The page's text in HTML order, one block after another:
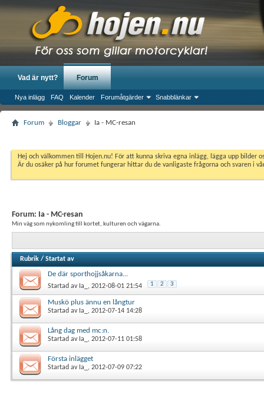
Vad är nytt? Forum
Nya inlägg FAQ Kalender Forumåtgärder Snabblänkar
Forum Bloggar Ia - MC-resan
Hej och välkommen till Hojen.nu! För att kunna skriva egna inlägg, lägga upp
Är du osäker på hur forumet fungerar hittar du de vanligaste frågorna och svaren i
Forum: Ia - MC-resan
Min väg som nykomling till kortet, kulturen och vägarna.
Rubrik / Startat av
De där sporthojjsåkarna...
Startad av Ia_ , 2012-08-01 21:54 1 2 3
Muskö plus ännu en långtur
Startad av Ia_ , 2012-07-14 14:28
Lång dag med mc:n.
Startad av Ia_ , 2012-07-11 01:58
Första inlägget
Startad av Ia_ , 2012-07-09 07:22